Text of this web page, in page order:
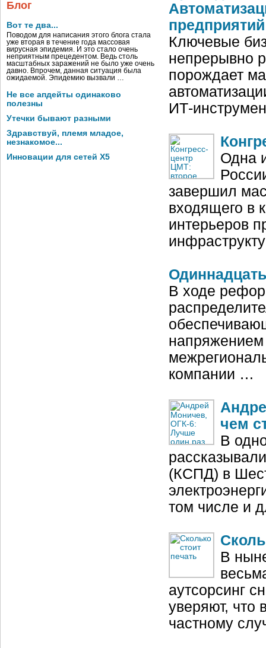
Блог
Вот те два...
Поводом для написания этого блога стала
уже вторая в течение года массовая
вирусная эпидемия. И это стало очень
неприятным прецедентом. Ведь столь
масштабных заражений не было уже очень
давно. Впрочем, данная ситуация была
ожидаемой. Эпидемию вызвали …
Не все апдейты одинаково
полезны
Утечки бывают разными
Здравствуй, племя младое,
незнакомое...
Инновации для сетей X5
предприятий
Ключевые
непрерывно
порождает
Одна
завершил
входящего в
интерьеров
В ходе
компании …
чем
В
(КСПД) в
том числе и
В
аутсорсинг
уверяют, что
частному